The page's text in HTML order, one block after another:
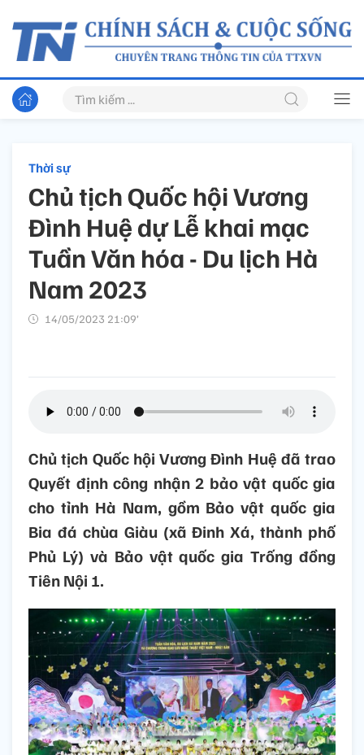
Thời sự
Chủ tịch Quốc hội Vương
Đình Huệ dự Lễ khai mạc
Tuần Văn hóa - Du lịch Hà
Nam 2023
14/05/2023 21:09’
Chủ tịch Quốc hội Vương Đình Huệ đã trao
Quyết định công nhận 2 bảo vật quốc gia
cho tỉnh Hà Nam, gồm Bảo vật quốc gia
Bia đá chùa Giàu (xã Đinh Xá, thành phố
Phủ Lý) và Bảo vật quốc gia Trống đồng
Tiên Nội 1.